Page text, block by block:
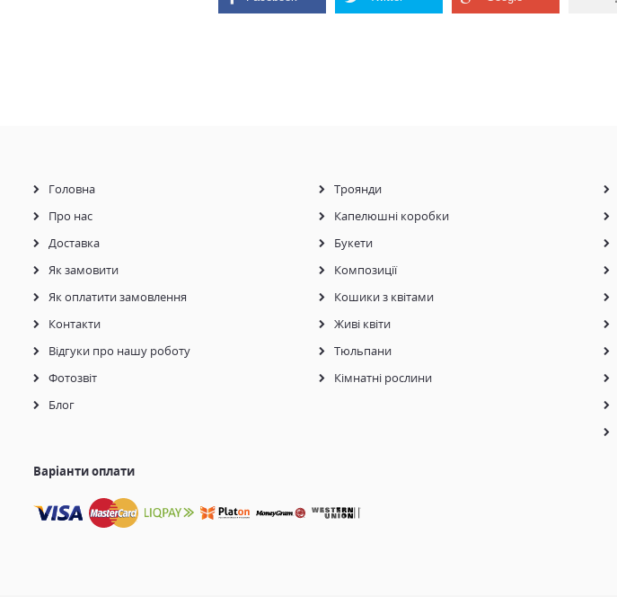
Головна
Про нас
Доставка
Як замовити
Як оплатити замовлення
Контакти
Відгуки про нашу роботу
Фотозвіт
Блог
Троянди
Капелюшні коробки
Букети
Композиції
Кошики з квітами
Живі квіти
Тюльпани
Кімнатні рослини
Варіанти оплати